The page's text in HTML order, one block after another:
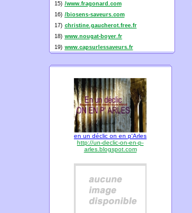
15) /www.fragonard.com
16) /biosens-saveurs.com
17) christine.gaucherot.free.fr
18) www.nougat-boyer.fr
19) www.capsurlessaveurs.fr
en un déclic on en p'Arles
http://un-declic-on-en-p-
arles.blogspot.com